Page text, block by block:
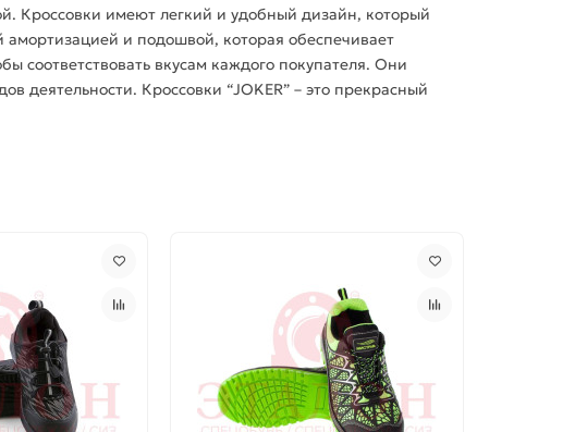
Кроссовки имеют легкий и удобный дизайн, который
амортизацией и подошвой, которая обеспечивает
соответствовать вкусам каждого покупателя. Они
деятельности. Кроссовки “JOKER” – это прекрасный